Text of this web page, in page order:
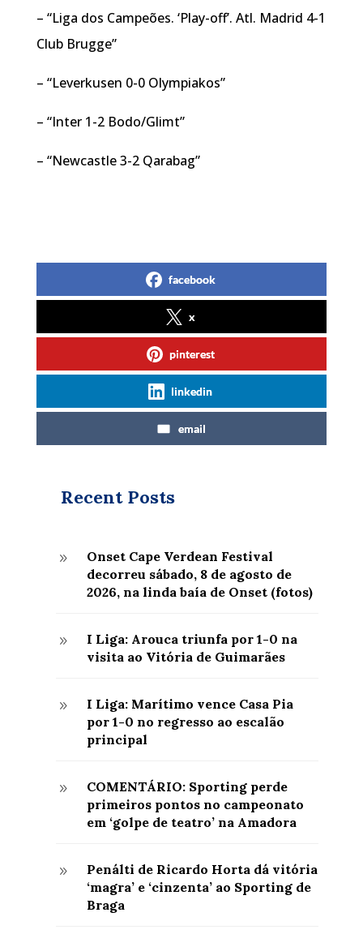
– “Liga dos Campeões. ‘Play-off’. Atl. Madrid 4-1
Club Brugge”
– “Leverkusen 0-0 Olympiakos”
– “Inter 1-2 Bodo/Glimt”
– “Newcastle 3-2 Qarabag”
facebook
x
pinterest
linkedin
email
Recent Posts
9
Onset Cape Verdean Festival
decorreu sábado, 8 de agosto de
2026, na linda baía de Onset (fotos)
9
I Liga: Arouca triunfa por 1-0 na
visita ao Vitória de Guimarães
9
I Liga: Marítimo vence Casa Pia
por 1-0 no regresso ao escalão
principal
9
COMENTÁRIO: Sporting perde
primeiros pontos no campeonato
em ‘golpe de teatro’ na Amadora
9
Penálti de Ricardo Horta dá vitória
‘magra’ e ‘cinzenta’ ao Sporting de
Braga